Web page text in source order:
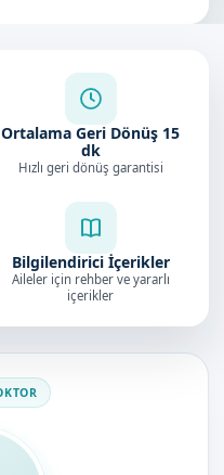
Ortalama Geri Dönüş 15
dk
Hızlı geri dönüş garantisi
Bilgilendirici İçerikler
Aileler için rehber ve yararlı
içerikler